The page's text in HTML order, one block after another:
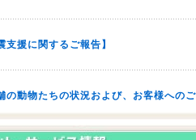
支援に関するご報告】
の動物たちの状況および、お客様への